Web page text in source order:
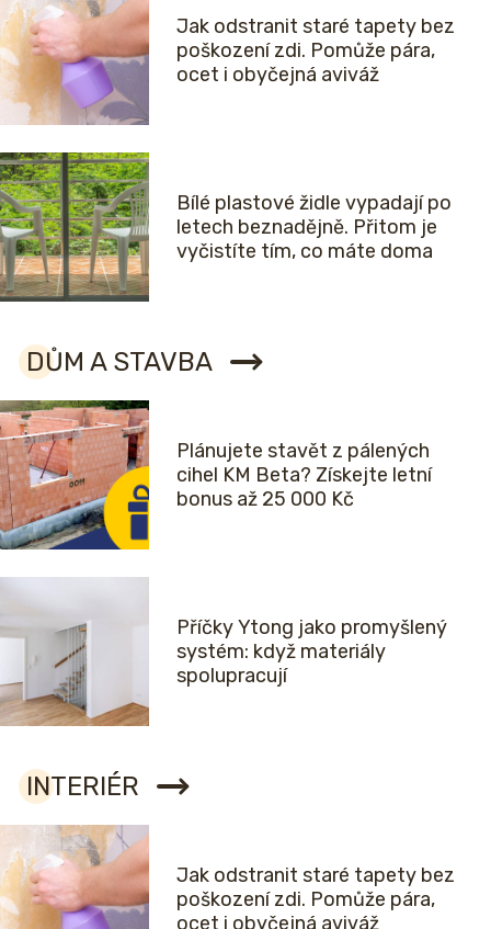
Jak odstranit staré tapety bez
poškození zdi. Pomůže pára,
ocet i obyčejná aviváž
Bílé plastové židle vypadají po
letech beznadějně. Přitom je
vyčistíte tím, co máte doma
DŮM A STAVBA
Plánujete stavět z pálených
cihel KM Beta? Získejte letní
bonus až 25 000 Kč
Příčky Ytong jako promyšlený
systém: když materiály
spolupracují
INTERIÉR
Jak odstranit staré tapety bez
poškození zdi. Pomůže pára,
ocet i obyčejná aviváž